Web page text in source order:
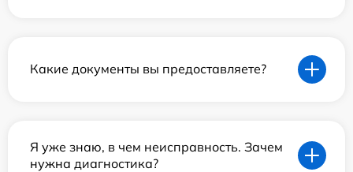
Какие документы вы предоставляете?
Я уже знаю, в чем неисправность. Зачем
нужна диагностика?